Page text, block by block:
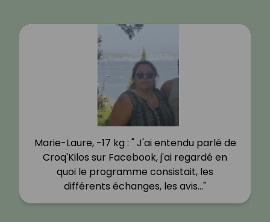
Marie-Laure, -17 kg : " J'ai entendu parlé de
Croq'Kilos sur Facebook, j'ai regardé en
quoi le programme consistait, les
différents échanges, les avis…"